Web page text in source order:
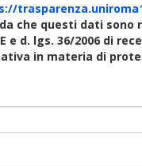
che questi dati
d. lgs. 36/2006 di
in materia di